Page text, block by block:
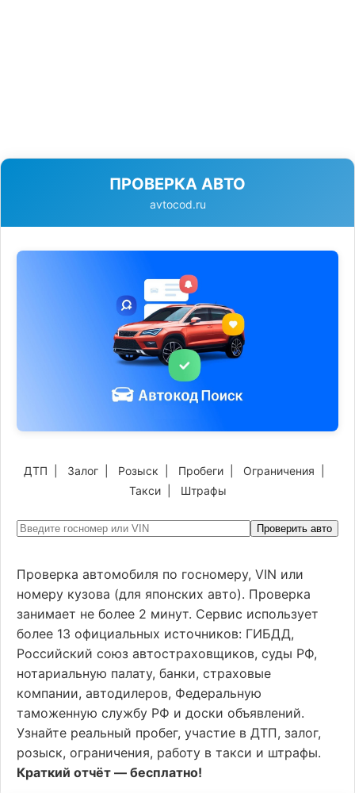
ПРОВЕРКА АВТО
avtocod.ru
ДТП Залог Розыск Пробеги Ограничения
Такси| Штрафы
Проверить авто
Проверка автомобиля по госномеру, VIN или
номеру кузова (для японских авто). Проверка
занимает не более 2 минут. Сервис использует
более 13 официальных источников: ГИБДД,
Российский союз автостраховщиков, суды РФ,
нотариальную палату, банки, страховые
компании, автодилеров, Федеральную
таможенную службу РФ и доски объявлений.
Узнайте реальный пробег, участие в ДТП, залог,
розыск, ограничения, работу в такси и штрафы.
Краткий отчёт — бесплатно!